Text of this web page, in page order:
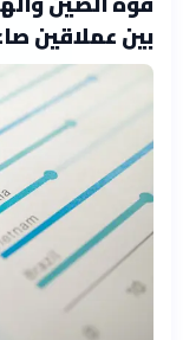
بين عملاقين